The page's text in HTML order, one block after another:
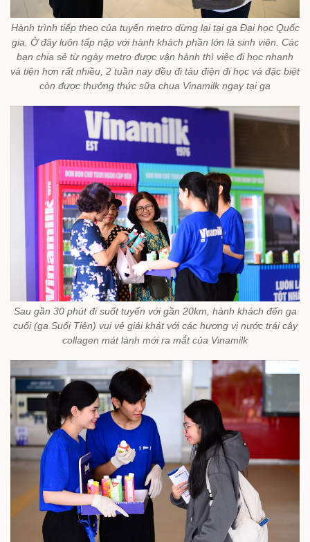
Hành trình tiếp theo của tuyến metro dừng lại tại ga Đại học Quốc
gia. Ở đây luôn tấp nập với hành khách phần lớn là sinh viên. Các
bạn chia sẻ từ ngày metro được vận hành thì việc đi học nhanh
và tiện hơn rất nhiều, 2 tuần nay đều đi tàu điện đi học và đặc biệt
còn được thưởng thức sữa chua Vinamilk ngay tại ga
Sau gần 30 phút đi suốt tuyến với gần 20km, hành khách đến ga
cuối (ga Suối Tiên) vui vẻ giải khát với các hương vị nước trái cây
collagen mát lành mới ra mắt của Vinamilk